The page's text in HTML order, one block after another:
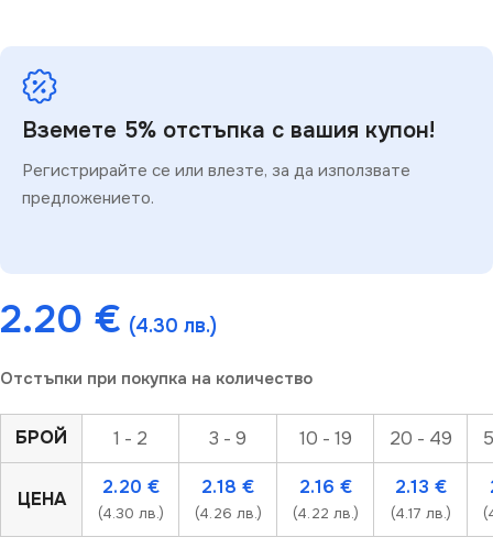
Вземете 5% отстъпка с вашия купон!
Регистрирайте се или влезте, за да използвате
предложението.
2.20 € (4.30 лв.)
Отстъпки при покупка на количество
БРОЙ 1 - 2 3 - 9 10 - 19 20 - 49
ЦЕНА
2.20 €
(4.30 лв.)
2.18 €
(4.26 лв.)
2.16 €
(4.22 лв.)
2.13 €
(4.17 лв.)